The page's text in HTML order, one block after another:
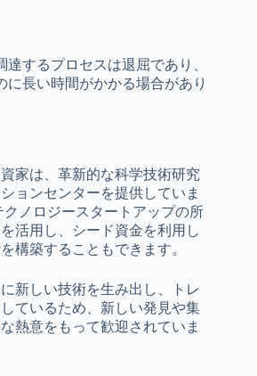
達するプロセスは退屈であり、
に長い時間がかかる場合があり
家は、革新的な科学技術研究
ョンセンターを提供していま
ノロジースタートアップの所
活用し、シード資金を利用し
構築することもできます。
新しい技術を生み出し、トレ
ているため、新しい発見や集
熱意をもって歓迎されていま